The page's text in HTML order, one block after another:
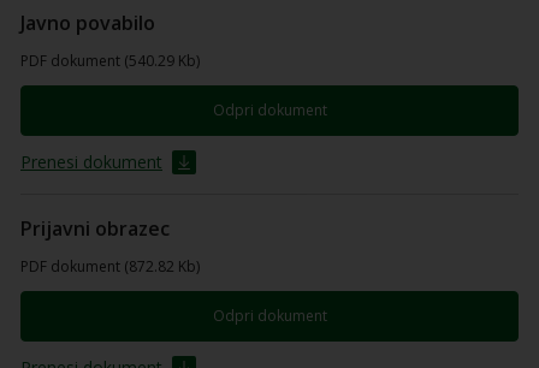
Javno povabilo
PDF dokument (540.29 Kb)
Odpri dokument
Prenesi dokument
Prijavni obrazec
PDF dokument (872.82 Kb)
Odpri dokument